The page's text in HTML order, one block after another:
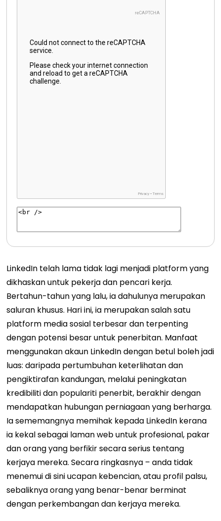
LinkedIn telah lama tidak lagi menjadi platform yang
dikhaskan untuk pekerja dan pencari kerja.
Bertahun-tahun yang lalu, ia dahulunya merupakan
saluran khusus. Hari ini, ia merupakan salah satu
platform media sosial terbesar dan terpenting
dengan potensi besar untuk penerbitan. Manfaat
menggunakan akaun LinkedIn dengan betul boleh jadi
luas: daripada pertumbuhan keterlihatan dan
pengiktirafan kandungan, melalui peningkatan
kredibiliti dan populariti penerbit, berakhir dengan
mendapatkan hubungan perniagaan yang berharga.
Ia sememangnya memihak kepada LinkedIn kerana
ia kekal sebagai laman web untuk profesional, pakar
dan orang yang berfikir secara serius tentang
kerjaya mereka. Secara ringkasnya – anda tidak
menemui di sini ucapan kebencian, atau profil palsu,
sebaliknya orang yang benar-benar berminat
dengan perkembangan dan kerjaya mereka.